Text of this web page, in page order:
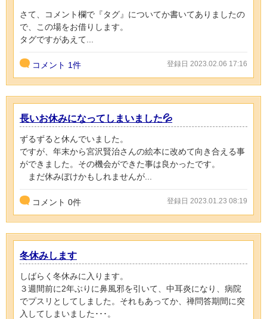
さて、コメント欄で『タグ』についてか書いてありましたの
で、この場をお借りします。
タグですがあえて...
コメント 1件 登録日 2023.02.06 17:16
長いお休みになってしまいました💦
ずるずると休んでいました。
ですが、年末から宮沢賢治さんの絵本に改めて向き合える事
ができました。その機会ができた事は良かったです。
まだ休みぼけかもしれませんが...
コメント 0件 登録日 2023.01.23 08:19
冬休みします
しばらく冬休みに入ります。
３週間前に2年ぶりに鼻風邪を引いて、中耳炎になり、病院
でプスリとしてしました。それもあってか、禅問答期間に突
入してしまいました･･･。